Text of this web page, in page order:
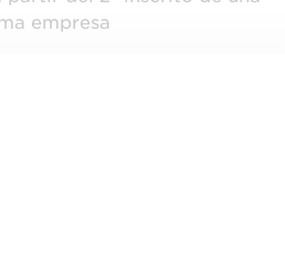
empresa